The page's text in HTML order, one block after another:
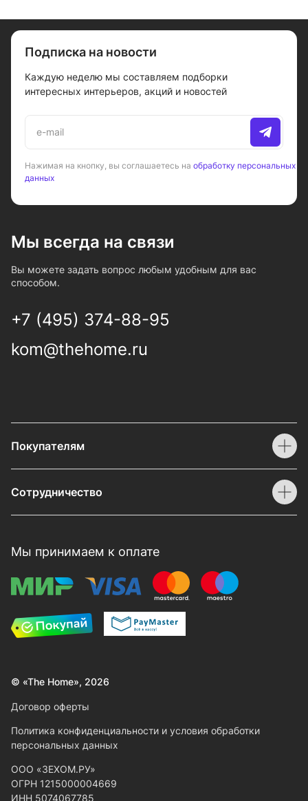
Подписка на новости
Каждую неделю мы составляем подборки
интересных интерьеров, акций и новостей
Нажимая на кнопку, вы соглашаетесь на обработку персональных
данных
Мы всегда на связи
Вы можете задать вопрос любым удобным для вас
способом.
+7 (495) 374-88-95
kom@thehome.ru
Покупателям
Сотрудничество
Мы принимаем к оплате
© «The Home», 2026
Договор оферты
Политика конфиденциальности и условия обработки
персональных данных
ООО «ЗЕХОМ.РУ»
ОГРН 1215000004669
ИНН 5074067785